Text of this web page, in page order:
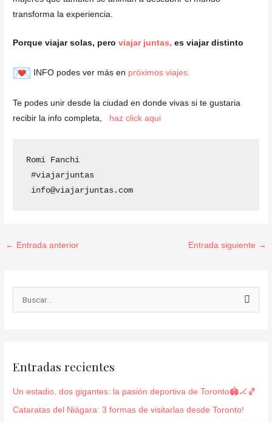
a
Entradas recientes
Un estadio, dos gigantes: la pasión deportiva de Toronto🏟️🏒🏀
Cataratas del Niágara: 3 formas de visitarlas desde Toronto!
transforma la experiencia.
Porque viajar solas, peroviajar juntas, es viajar distinto
INFO podes ver más en próximos viajes.
Te podes unir desde la ciudad en donde vivas si te gustaria
recibir la info completa,
haz click aqui
Romi Fanchi
info@viajarjuntas.com
← Entrada anterior Entrada siguiente →